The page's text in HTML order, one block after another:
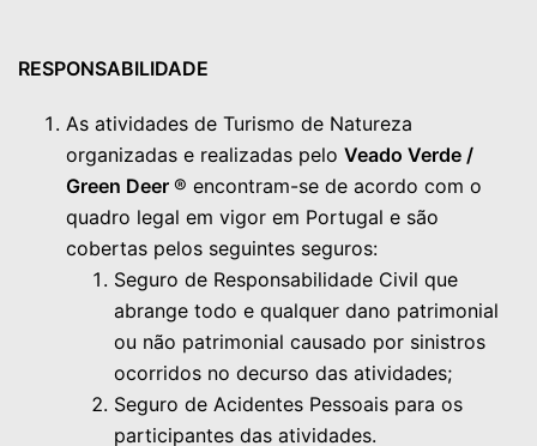
RESPONSABILIDADE
As atividades de Turismo de Natureza
organizadas e realizadas pelo Veado Verde /
Green Deer ® encontram-se de acordo com o
quadro legal em vigor em Portugal e são
cobertas pelos seguintes seguros:
Seguro de Responsabilidade Civil que
abrange todo e qualquer dano patrimonial
ou não patrimonial causado por sinistros
ocorridos no decurso das atividades;
Seguro de Acidentes Pessoais para os
participantes das atividades.